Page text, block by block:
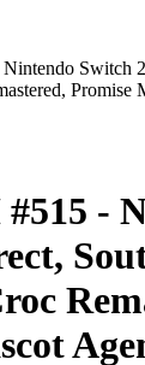
Switch
Promise
-